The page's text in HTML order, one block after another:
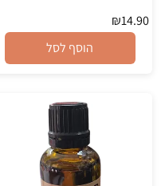
₪14.90
הוסף לסל